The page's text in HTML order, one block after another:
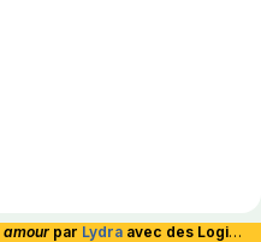
amour par Lydra avec des Logiciels Libres et hébergé en